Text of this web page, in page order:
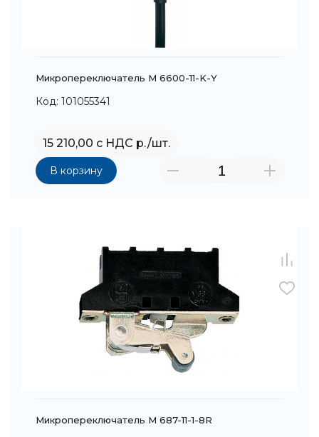
Микропереключатель M 6600-11-K-Y
Код: 101055341
15 210,00 с НДС р./шт.
В корзину
Микропереключатель M 687-11-1-8R